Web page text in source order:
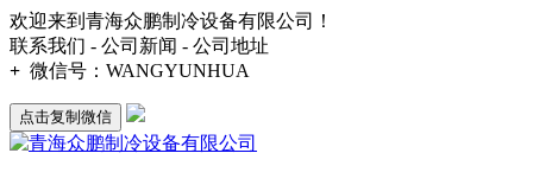
欢迎来到青海众鹏制冷设备有限公司！
联系我们 - 公司新闻 - 公司地址
+ 微信号： WANGYUNHUA
点击复制微信